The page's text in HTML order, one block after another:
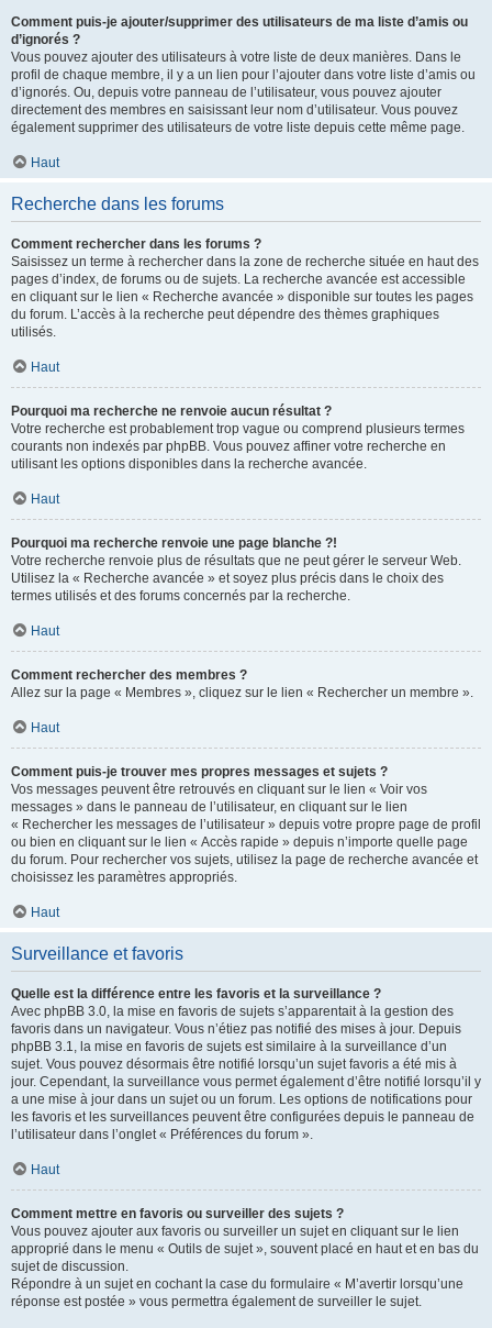
Comment puis-je ajouter/supprimer des utilisateurs de ma liste d’amis ou
d’ignorés ?
Vous pouvez ajouter des utilisateurs à votre liste de deux manières. Dans le
profil de chaque membre, il y a un lien pour l’ajouter dans votre liste d’amis ou
d’ignorés. Ou, depuis votre panneau de l’utilisateur, vous pouvez ajouter
directement des membres en saisissant leur nom d’utilisateur. Vous pouvez
également supprimer des utilisateurs de votre liste depuis cette même page.
Haut
Recherche dans les forums
Comment rechercher dans les forums ?
Saisissez un terme à rechercher dans la zone de recherche située en haut des
pages d’index, de forums ou de sujets. La recherche avancée est accessible
en cliquant sur le lien « Recherche avancée » disponible sur toutes les pages
du forum. L’accès à la recherche peut dépendre des thèmes graphiques
utilisés.
Haut
Pourquoi ma recherche ne renvoie aucun résultat ?
Votre recherche est probablement trop vague ou comprend plusieurs termes
courants non indexés par phpBB. Vous pouvez affiner votre recherche en
utilisant les options disponibles dans la recherche avancée.
Haut
Pourquoi ma recherche renvoie une page blanche ?!
Votre recherche renvoie plus de résultats que ne peut gérer le serveur Web.
Utilisez la « Recherche avancée » et soyez plus précis dans le choix des
termes utilisés et des forums concernés par la recherche.
Haut
Comment rechercher des membres ?
Allez sur la page « Membres », cliquez sur le lien « Rechercher un membre ».
Haut
Comment puis-je trouver mes propres messages et sujets ?
Vos messages peuvent être retrouvés en cliquant sur le lien « Voir vos
messages » dans le panneau de l’utilisateur, en cliquant sur le lien
« Rechercher les messages de l’utilisateur » depuis votre propre page de profil
ou bien en cliquant sur le lien « Accès rapide » depuis n’importe quelle page
du forum. Pour rechercher vos sujets, utilisez la page de recherche avancée et
choisissez les paramètres appropriés.
Haut
Surveillance et favoris
Quelle est la différence entre les favoris et la surveillance ?
Avec phpBB 3.0, la mise en favoris de sujets s’apparentait à la gestion des
favoris dans un navigateur. Vous n’étiez pas notifié des mises à jour. Depuis
phpBB 3.1, la mise en favoris de sujets est similaire à la surveillance d’un
sujet. Vous pouvez désormais être notifié lorsqu’un sujet favoris a été mis à
jour. Cependant, la surveillance vous permet également d’être notifié lorsqu’il y
a une mise à jour dans un sujet ou un forum. Les options de notifications pour
les favoris et les surveillances peuvent être configurées depuis le panneau de
l’utilisateur dans l’onglet « Préférences du forum ».
Haut
Comment mettre en favoris ou surveiller des sujets ?
Vous pouvez ajouter aux favoris ou surveiller un sujet en cliquant sur le lien
approprié dans le menu « Outils de sujet », souvent placé en haut et en bas du
sujet de discussion.
Répondre à un sujet en cochant la case du formulaire « M’avertir lorsqu’une
réponse est postée » vous permettra également de surveiller le sujet.